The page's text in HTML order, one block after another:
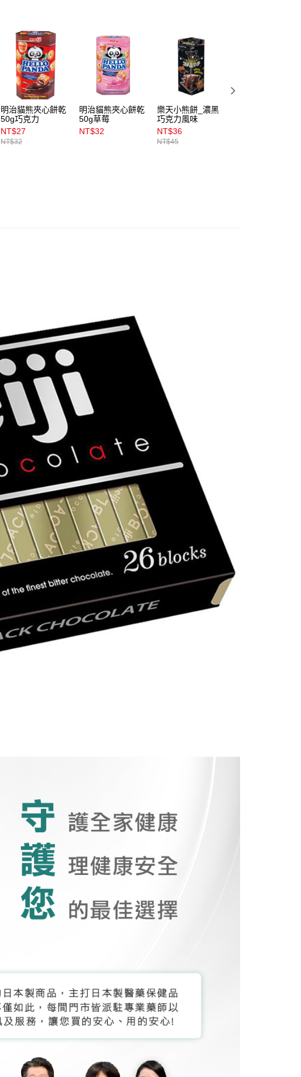
資料（包含姓名、電話或地址）提供予台灣大哥大進項蒐集、處理及利
用，由本公司與您本人進行分期帳單所需資料之確認、核對及更正。
3.完整用戶服務條款，請詳閱以下連結：https://oppay.tw/userRule
每筆NT$100，滿NT$899(含以上)免運費
宅配(離島)
每筆NT$300，滿NT$3,000(含以上)免運費
付款後門市自取
每筆NT$100，滿NT$399(含以上)免運費
明治貓熊夾心餅乾
50g巧克力
NT$27
NT$32
明治貓熊夾心餅乾
50g草莓
NT$32
樂天小熊餅_濃黑
巧克力風味
NT$36
NT$45